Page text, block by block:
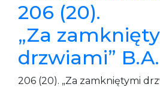
206 (20).
„Za
drzwiami”
206 (20). „Za zamkniętymi